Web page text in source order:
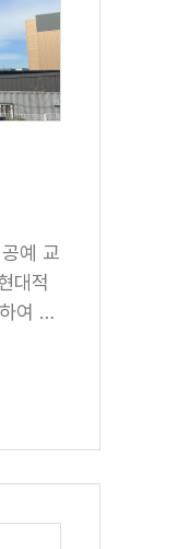
예 교
대적
여 환
개발
단
있습